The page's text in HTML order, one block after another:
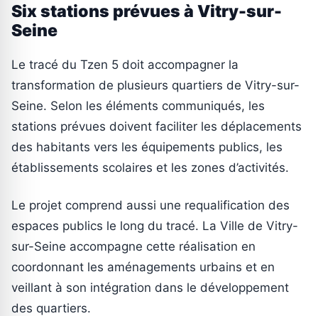
Six stations prévues à Vitry-sur-
Seine
Le tracé du Tzen 5 doit accompagner la
transformation de plusieurs quartiers de Vitry-sur-
Seine. Selon les éléments communiqués, les
stations prévues doivent faciliter les déplacements
des habitants vers les équipements publics, les
établissements scolaires et les zones d’activités.
Le projet comprend aussi une requalification des
espaces publics le long du tracé. La Ville de Vitry-
sur-Seine accompagne cette réalisation en
coordonnant les aménagements urbains et en
veillant à son intégration dans le développement
des quartiers.